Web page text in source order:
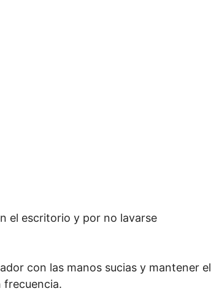
el escritorio y por no lavarse
con las manos sucias y mantener el
frecuencia.